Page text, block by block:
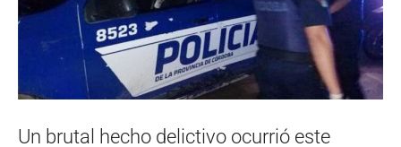
Un brutal hecho delictivo ocurrió este